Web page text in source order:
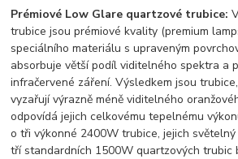
Prémiové Low Glare quartzové trubice:
trubice jsou prémiové kvality (premium
speciálního materiálu s upraveným
absorbuje větší podíl viditelného spektra a
infračervené záření. Výsledkem jsou
vyzařují výrazně méně viditelného
odpovídá jejich celkovému tepelnému
o tři výkonné 2400W trubice, jejich
tří standardních 1500W quartzových trubic